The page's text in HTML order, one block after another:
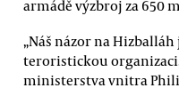
armádě výzbroj za 650
„Náš názor na Hizballáh
teroristickou
ministerstva vnitra